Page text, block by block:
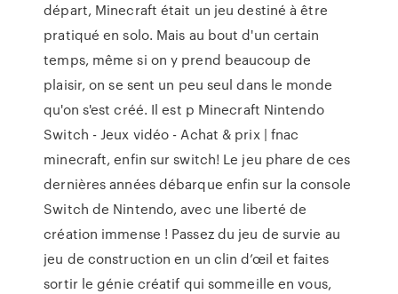
départ, Minecraft était un jeu destiné à être
pratiqué en solo. Mais au bout d'un certain
temps, même si on y prend beaucoup de
plaisir, on se sent un peu seul dans le monde
qu'on s'est créé. Il est p Minecraft Nintendo
Switch - Jeux vidéo - Achat & prix | fnac
minecraft, enfin sur switch! Le jeu phare de ces
dernières années débarque enfin sur la console
Switch de Nintendo, avec une liberté de
création immense ! Passez du jeu de survie au
jeu de construction en un clin d’œil et faites
sortir le génie créatif qui sommeille en vous,